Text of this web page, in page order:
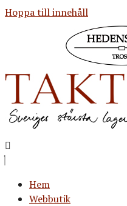
Hoppa till innehåll
Hem
Webbutik